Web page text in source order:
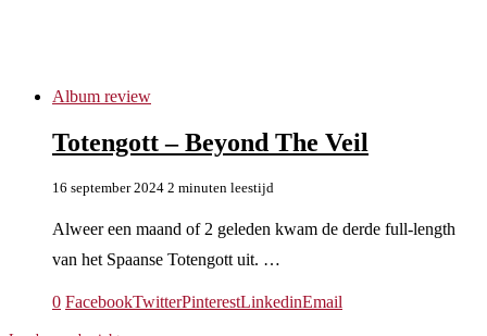
Album review
Totengott – Beyond The Veil
16 september 2024 2 minuten leestijd
Alweer een maand of 2 geleden kwam de derde full-length
van het Spaanse Totengott uit. …
0 FacebookTwitterPinterestLinkedinEmail